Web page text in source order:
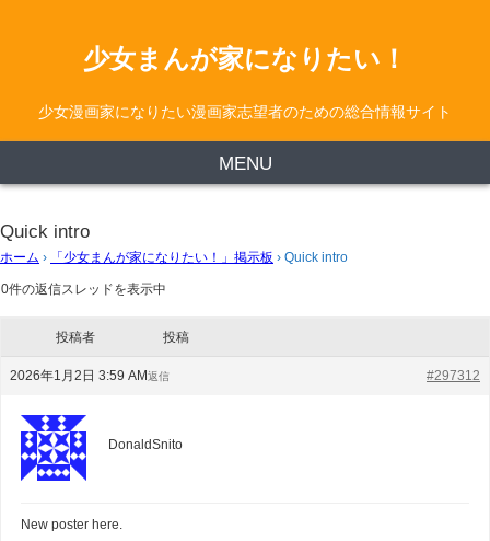
少女まんが家になりたい！
少女漫画家になりたい漫画家志望者のための総合情報サイト
MENU
Quick intro
ホーム › 「少女まんが家になりたい！」掲示板 › Quick intro
0件の返信スレッドを表示中
投稿者 投稿
2026年1月2日 3:59 AM #297312
返信
DonaldSnito
New poster here.